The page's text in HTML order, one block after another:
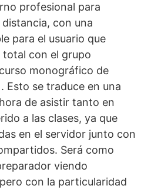
profesional para
con una
para el usuario que
con el grupo
monográfico de
Esto se traduce en una
de asistir tanto en
a las clases, ya que
en el servidor junto con
Será como
viendo
con la particularidad